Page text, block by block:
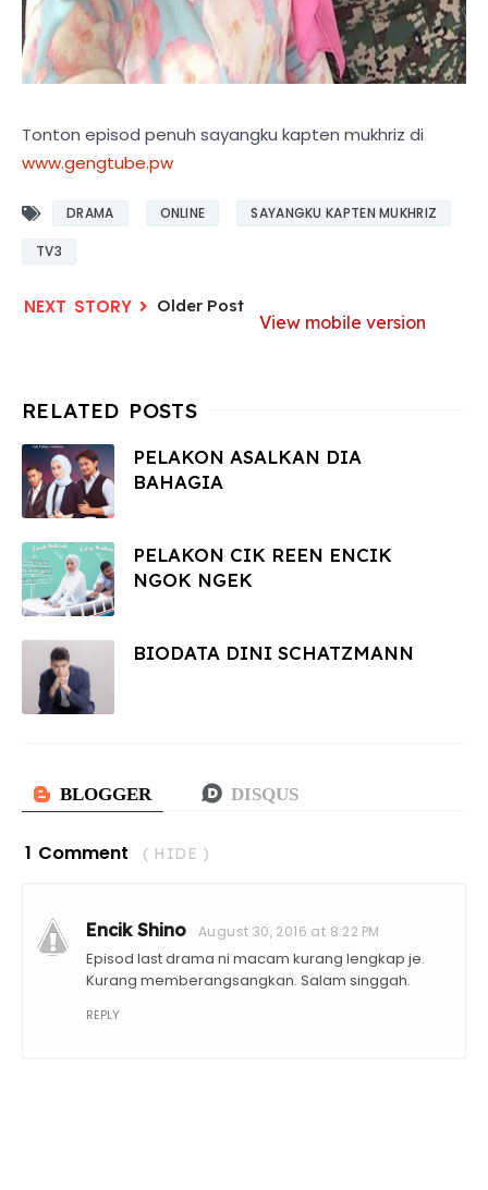
Tonton episod penuh sayangku kapten mukhriz di
www.gengtube.pw
DRAMA ONLINE SAYANGKU KAPTEN MUKHRIZ
TV3
Older Post
View mobile version
PELAKON ASALKAN DIA
BAHAGIA
PELAKON CIK REEN ENCIK
NGOK NGEK
BIODATA DINI SCHATZMANN
1 Comment ( HIDE )
Encik Shino August 30, 2016 at 8:22 PM
Episod last drama ni macam kurang lengkap je.
Kurang memberangsangkan. Salam singgah.
REPLY